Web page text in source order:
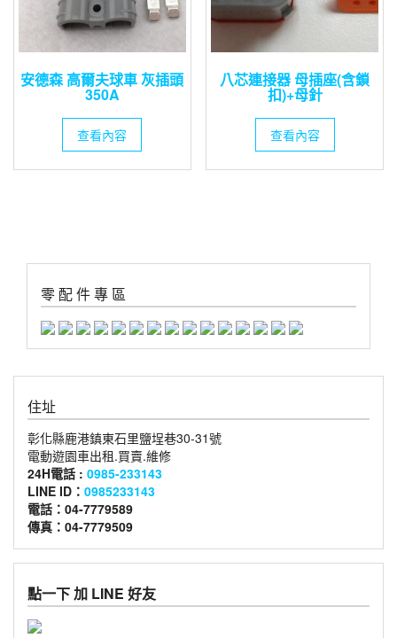
安德森 高爾夫球車 灰插頭
350A
查看內容
八芯連接器 母插座(含鎖
扣)+母針
查看內容
零 配 件 專 區
住址
彰化縣鹿港鎮東石里鹽埕巷30-31號
電動遊園車出租.買賣.維修
24H電話 : 0985-233143
LINE ID： 0985233143
電話：04-7779589
傳真：04-7779509
點一下 加 LINE 好友